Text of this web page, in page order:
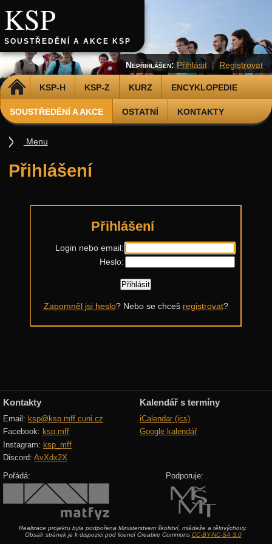
KSP
SOUSTŘEDĚNÍ A AKCE KSP
DOMŮ KSP-H KSP-Z KURZ ENCYKLOPEDIE
SOUSTŘEDĚNÍ A AKCE OSTATNÍ KONTAKTY
Nepřihlášen: Přihlásit | Registrovat
Přihlášení
Přihlášení
Login nebo email:
Heslo:
Zapomněl jsi heslo? Nebo se chceš registrovat?
Menu
Historické akce
Kontakty
Email: ksp@ksp.mff.cuni.cz
Facebook: ksp.mff
Instagram: ksp_mff
Discord: AvXdx2X
Kalendář s termíny
iCalendar (ics)
Google kalendář
Pořádá: Podporuje:
Realizace projektu byla podpořena Ministerstvem školství, mládeže a tělovýchovy.
Obsah stránek je k dispozici pod licencí Creative Commons CC-BY-NC-SA 3.0